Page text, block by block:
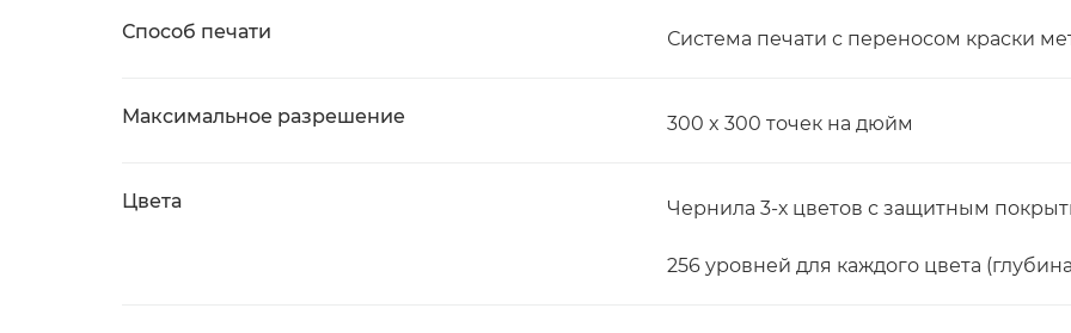
Способ печати Система печати с переносом краски
Максимальное разрешение 300 x 300 точек на дюйм
Цвета Чернила 3-х цветов с защитным
256 уровней для каждого цвета